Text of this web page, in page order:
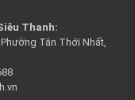
Thanh:
Tân Thới Nhất,